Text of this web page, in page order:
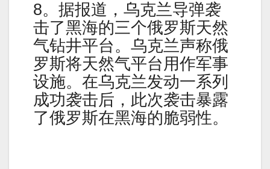
8。据报道，乌克兰导弹袭
击了黑海的三个俄罗斯天然
气钻井平台。乌克兰声称俄
罗斯将天然气平台用作军事
设施。在乌克兰发动一系列
成功袭击后，此次袭击暴露
了俄罗斯在黑海的脆弱性。